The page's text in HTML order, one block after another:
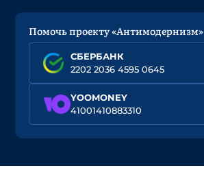
Помочь проекту «Антимодернизм»
СБЕРБАНК
2202 2036 4595 0645
YOOMONEY
41001410883310